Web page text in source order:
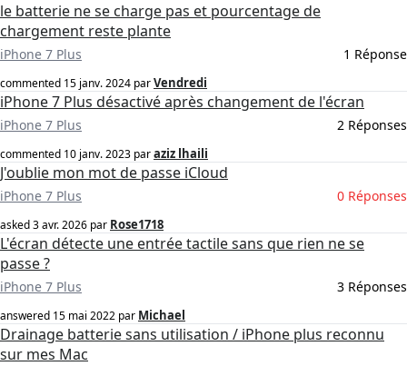
le batterie ne se charge pas et pourcentage de
chargement reste plante
iPhone 7 Plus 1 Réponse
commented 15 janv. 2024 parVendredi
iPhone 7 Plus désactivé après changement de l'écran
iPhone 7 Plus 2 Réponses
commented 10 janv. 2023 paraziz lhaili
J'oublie mon mot de passe iCloud
iPhone 7 Plus 0 Réponses
asked3 avr. 2026 par Rose1718
L'écran détecte une entrée tactile sans que rien ne se
passe ?
iPhone 7 Plus 3 Réponses
answered 15 mai 2022 par Michael
Drainage batterie sans utilisation / iPhone plus reconnu
sur mes Mac